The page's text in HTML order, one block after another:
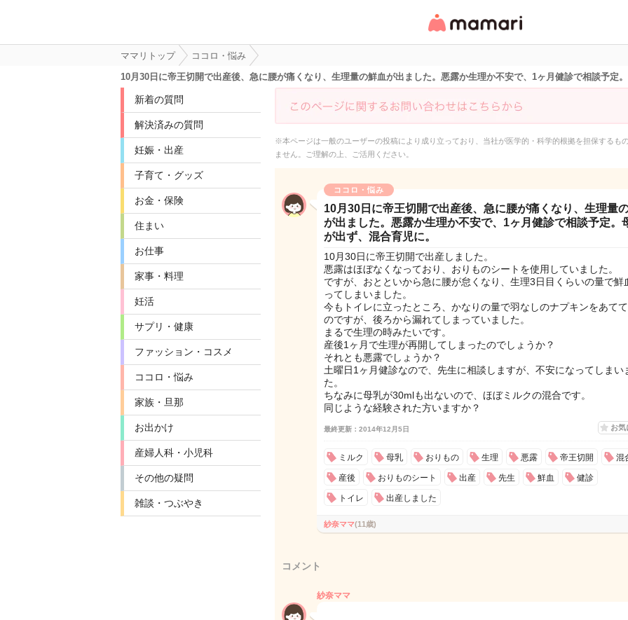
リ・情報サイト
ママリトップ
ココロ・悩み
10月30日に帝王切開で出産後、急に腰が痛くなり、生理量の鮮血が出ました。悪露か生理か不安で、1ヶ月健診で相談予定
新着の質問
解決済みの質問
妊娠・出産
子育て・グッズ
お金・保険
住まい
お仕事
家事・料理
妊活
サプリ・健康
ファッション・コスメ
ココロ・悩み
家族・旦那
お出かけ
産婦人科・小児科
その他の疑問
雑談・つぶやき
※本ページは一般のユーザーの投稿により成り立っており、当社が医学的・科学的根拠を担保するも
ません。ご理解の上、ご活用ください。
ココロ・悩み
10月30日に帝王切開で出産後、急に腰が痛くなり、生理量
が出ました。悪露か生理か不安で、1ヶ月健診で相談予定。
が出ず、混合育児に。
10月30日に帝王切開で出産しました。
悪露はほぼなくなっており、おりものシートを使用していました。
ですが、おとといから急に腰が怠くなり、生理3日目くらいの量で鮮
ってしまいました。
今もトイレに立ったところ、かなりの量で羽なしのナプキンをあて
のですが、後ろから漏れてしまっていました。
まるで生理の時みたいです。
産後1ヶ月で生理が再開してしまったのでしょうか？
それとも悪露でしょうか？
土曜日1ヶ月健診なので、先生に相談しますが、不安になってしまい
た。
ちなみに母乳が30mlも出ないので、ほぼミルクの混合です。
同じような経験された方いますか？
最終更新：2014年12月5日 お気
ミルク 母乳 おりもの 生理 悪露 帝王切開 混
産後 おりものシート 出産 先生 鮮血 健診
トイレ 出産しました
紗奈ママ(11歳)
コメント
紗奈ママ